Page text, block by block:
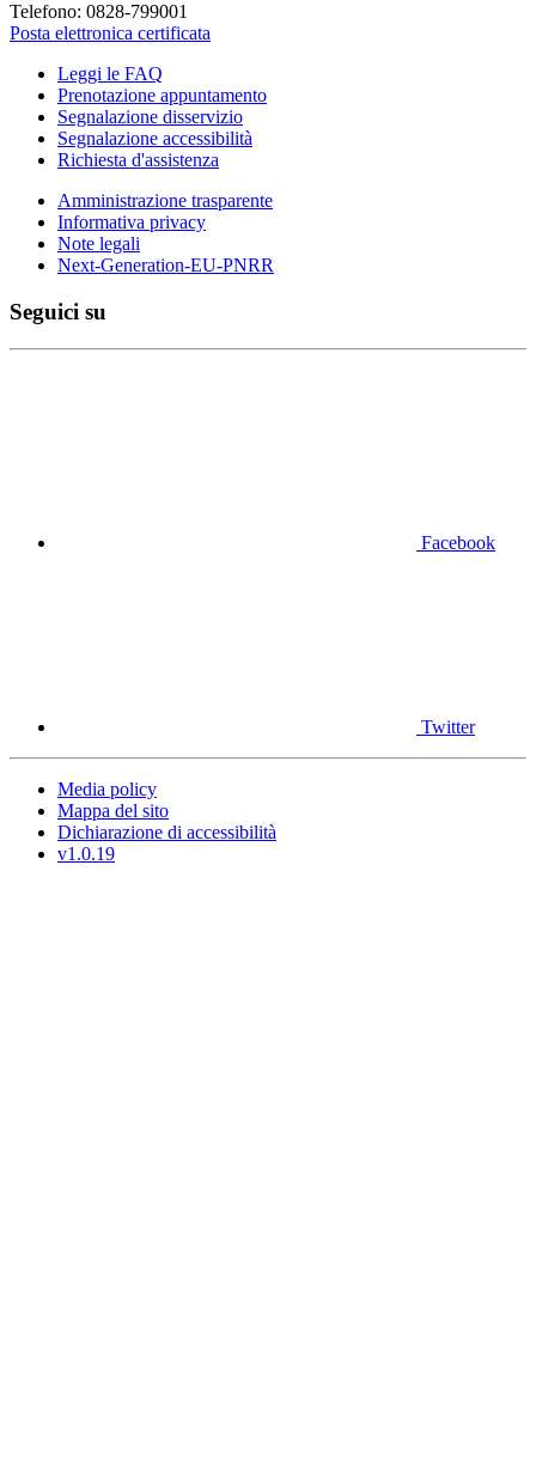
Telefono: 0828-799001
Posta elettronica certificata
Leggi le FAQ
Prenotazione appuntamento
Segnalazione disservizio
Segnalazione accessibilità
Richiesta d'assistenza
Amministrazione trasparente
Informativa privacy
Note legali
Next-Generation-EU-PNRR
Seguici su
Facebook
Twitter
Media policy
Mappa del sito
Dichiarazione di accessibilità
v1.0.19